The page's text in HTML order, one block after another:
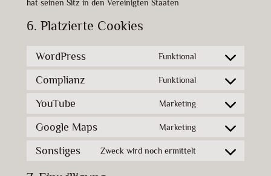
hat seinen Sitz in den Vereinigten Staaten
6. Platzierte Cookies
WordPress Funktional
Consent
service
wordpress
Complianz Funktional
Consent
service
complianz
YouTube Marketing
Consent
service
youtube
Google Maps Marketing
Consent
service
Sonstiges Zweck wird noch ermittelt
Consent